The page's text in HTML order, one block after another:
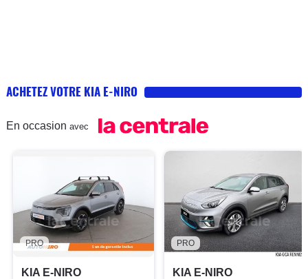
ACHETEZ VOTRE KIA E-NIRO
En occasion avec
PRO
KIA E-NIRO
PRO
KIA E-NIRO